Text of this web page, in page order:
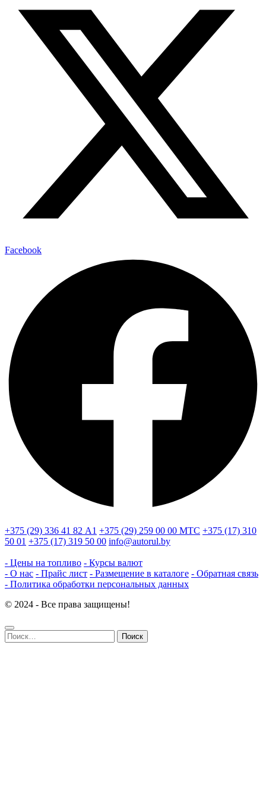
Facebook
+375 (29) 336 41 82 А1 +375 (29) 259 00 00 МТС +375 (17) 310
50 01 +375 (17) 319 50 00 info@autorul.by
- Цены на топливо - Курсы валют
- О нас - Прайс лист - Размещение в каталоге - Обратная связь
- Политика обработки персональных данных
© 2024 - Все права защищены!
Найти: